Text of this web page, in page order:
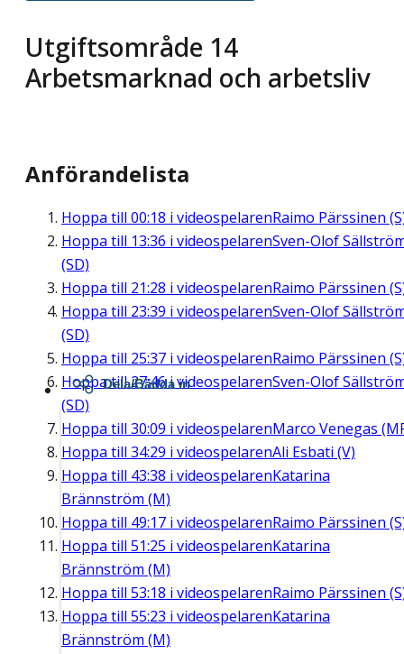
Utgiftsområde 14
Arbetsmarknad och arbetsliv
Anförandelista
Hoppa till 00:18 i videospelarenRaimo Pärssinen
Hoppa till 13:36 i videospelarenSven-Olof
(SD)
Hoppa till 21:28 i videospelarenRaimo Pärssinen
Hoppa till 23:39 i videospelarenSven-Olof
(SD)
Hoppa till 25:37 i videospelarenRaimo Pärssinen
Hoppa till27:46i videospelarenSven-Olof
(SD)
Hoppa till 30:09 i videospelarenMarco Venegas
Hoppa till 34:29 i videospelarenAli Esbati (V)
Hoppa till 43:38 i videospelarenKatarina
Brännström (M)
Hoppa till 49:17 i videospelarenRaimo Pärssinen
Hoppa till 51:25 i videospelarenKatarina
Brännström (M)
Hoppa till 53:18 i videospelarenRaimo Pärssinen
Hoppa till 55:23 i videospelarenKatarina
Brännström (M)
Dela/Bädda in